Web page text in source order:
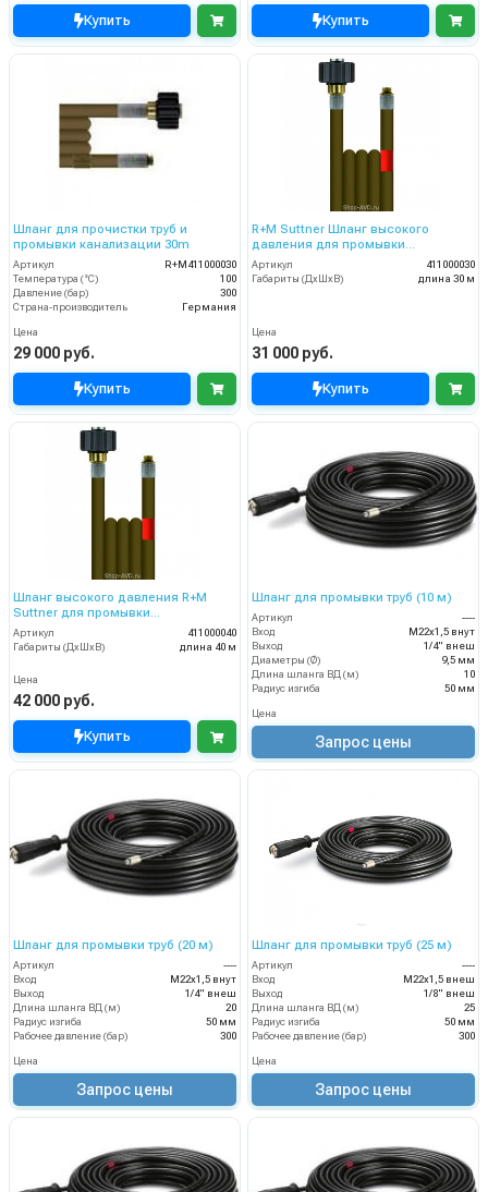
Купить Купить
Шланг для прочистки труб и
промывки канализации 30m
Артикул
R+M411000030
Температура (°C)
100
Давление (бар)
300
Страна-производитель
Германия
Цена
29 000 руб.
Купить
R+M Suttner Шланг высокого
давления для промывки
канализационных труб 30 м
Артикул
411000030
Габариты (ДхШхВ)
длина 30 м
Цена
31 000 руб.
Купить
Шланг высокого давления R+M
Suttner для промывки
канализационных труб (длина — 40
м, диаметр 4 мм)
Артикул
411000040
Габариты (ДхШхВ)
длина 40 м
Цена
42 000 руб.
Купить
Шланг для промывки труб (10 м)
Артикул
----
Вход
М22х1,5 внут
Выход
1/4" внеш
Диаметры (Ø)
9,5 мм
Длина шланга ВД (м)
10
Радиус изгиба
50 мм
Цена
Запрос цены
Шланг для промывки труб (20 м)
Артикул
----
Вход
М22х1,5 внут
Выход
1/4" внеш
Длина шланга ВД (м)
20
Радиус изгиба
50 мм
Рабочее давление (бар)
300
Цена
Запрос цены
Шланг для промывки труб (25 м)
Артикул
----
Вход
М22х1,5 внеш
Выход
1/8" внеш
Длина шланга ВД (м)
25
Радиус изгиба
50 мм
Рабочее давление (бар)
300
Цена
Запрос цены